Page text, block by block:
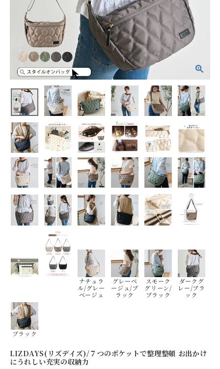
ナチュラ
ル/グレー
ベージュ
グレーベ
ージュ/ブ
ラック
スモーク
グリーン/
ブラック
ダークグ
レー/ブラ
ック
ブラック
LIZDAYS(リズデイズ)/７つのポケットで整理整頓 お出かけ
にうれしい充実の収納力